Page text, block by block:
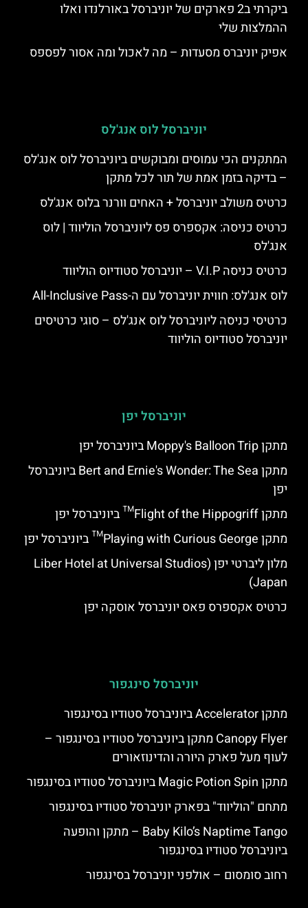
ביקרתי ב2 פארקים של יוניברסל באורלנדו ואלו
ההמלצות שלי
אפיק יוניברס מסעדות – מה לאכול ומה אסור לפספס
יוניברסל לוס אנג'לס
המתקנים הכי עמוסים ומבוקשים ביוניברסל לוס אנג'לס
– בדיקה בזמן אמת של תור לכל מתקן
כרטיס משולב יוניברסל + האחים וורנר בלוס אנג'לס
כרטיס כניסה: אקספרס פס ליוניברסל הוליווד | לוס
אנג'לס
כרטיס כניסה V.I.P – יוניברסל סטודיוס הוליווד
לוס אנג'לס: חווית יוניברסל עם ה-All-Inclusive Pass
כרטיסי כניסה ליוניברסל לוס אנג'לס – סוגי כרטיסים
יוניברסל סטודיוס הוליווד
יוניברסל יפן
מתקן Moppy's Balloon Trip ביוניברסל יפן
מתקן Bert and Ernie's Wonder: The Sea ביוניברסל
יפן
מתקן Flight of the Hippogriff™ ביוניברסל יפן
מתקן Playing with Curious George™ ביוניברסל יפן
מלון ליברטי יפן (Liber Hotel at Universal Studios
Japan)
כרטיס אקספרס פאס יוניברסל אוסקה יפן
יוניברסל סינגפור
מתקן Accelerator ביוניברסל סטודיו בסינגפור
Canopy Flyer מתקן ביוניברסל סטודיו בסינגפור –
לעוף מעל פארק היורה והדינוזאורים
מתקן Magic Potion Spin ביוניברסל סטודיו בסינגפור
מתחם "הוליווד" בפארק יוניברסל סטודיו בסינגפור
Baby Kilo’s Naptime Tango – מתקן והופעה
ביוניברסל סטודיו בסינגפור
רחוב סומסום – אולפני יוניברסל בסינגפור